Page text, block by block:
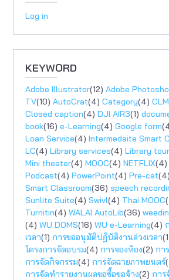
Log in
KEYWORD
Adobe Illustrator(12) Adobe
TV(10) AutoCrat(4) Category(4)
Closed caption(4) DJI AIR3(1)
book(16) e-Learning(4) Google form
Loan Service(4) Intermedaite Smart
LC(4) Library services(4) Library tour
Mini theater(4) MOOC(4) NETFLIX(4)
Podcast(4) PowerPoint(4) Pre-cat(4)
Smart Classroom(36) speech
Sunlite Suite(4) Swivl(4) Thai MOOC
Turnitin(4) WALAI AutoLib(36)
(4) WU DOMS(16) WU e-Learning(4)
เวลา(1) การขออนุมัติปฏิบัติงานล่วงเวลา
โครงการจัดอบรม(4) การจองห้อง(2) กา
การจัดกิจกรรม(4) การจัดฉายภาพยนตร์
การจัดทำรายงานผลขอซื้อขอจ้าง(2) การ